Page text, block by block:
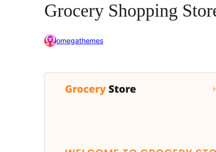
Grocery Shopping
omegathemes